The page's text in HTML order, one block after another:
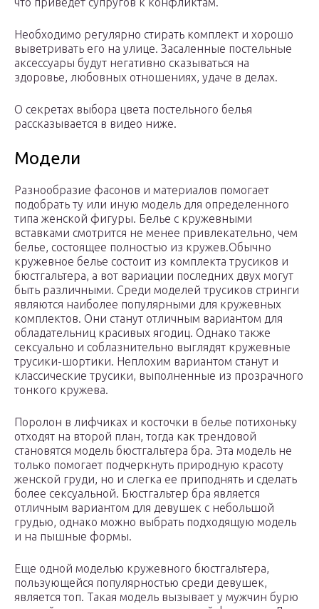
Необходимо регулярно стирать комплект и хорошо
выветривать его на улице. Засаленные постельные
аксессуары будут негативно сказываться на
здоровье, любовных отношениях, удаче в делах.
О секретах выбора цвета постельного белья
рассказывается в видео ниже.
Модели
Разнообразие фасонов и материалов помогает
подобрать ту или иную модель для определенного
типа женской фигуры. Белье с кружевными
вставками смотрится не менее привлекательно, чем
белье, состоящее полностью из кружев.Обычно
кружевное белье состоит из комплекта трусиков и
бюстгальтера, а вот вариации последних двух могут
быть различными. Среди моделей трусиков стринги
являются наиболее популярными для кружевных
комплектов. Они станут отличным вариантом для
обладательниц красивых ягодиц. Однако также
сексуально и соблазнительно выглядят кружевные
трусики-шортики. Неплохим вариантом станут и
классические трусики, выполненные из прозрачного
тонкого кружева.
Поролон в лифчиках и косточки в белье потихоньку
отходят на второй план, тогда как трендовой
становятся модель бюстгальтера бра. Эта модель не
только помогает подчеркнуть природную красоту
женской груди, но и слегка ее приподнять и сделать
более сексуальной. Бюстгальтер бра является
отличным вариантом для девушек с небольшой
грудью, однако можно выбрать подходящую модель
и на пышные формы.
Еще одной моделью кружевного бюстгальтера,
пользующейся популярностью среди девушек,
является топ. Такая модель вызывает у мужчин бурю